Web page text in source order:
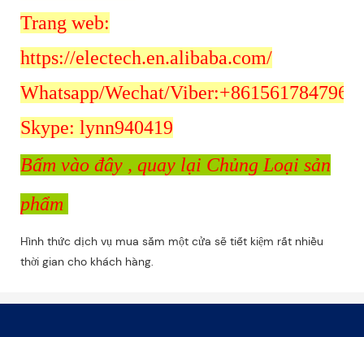
Trang web:
https://electech.en.alibaba.com/
Whatsapp/Wechat/Viber:+8615617847962
Skype: lynn940419
Bấm vào đây , quay lại Chủng Loại sản
phẩm
Hình thức dịch vụ mua sắm một cửa sẽ tiết kiệm rất nhiều
thời gian cho khách hàng.